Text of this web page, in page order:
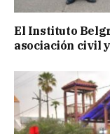
El Instituto
asociación civil